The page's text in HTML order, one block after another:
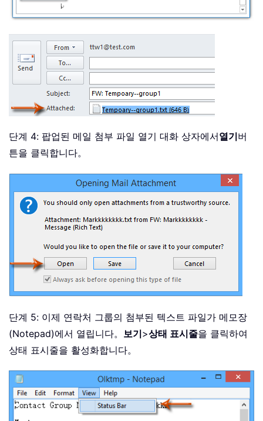
단계 4: 팝업된 메일 첨부 파일 열기 대화 상자에서열기버
튼을 클릭합니다。
단계 5: 이제 연락처 그룹의 첨부된 텍스트 파일가 메모장
(Notepad)에서 열립니다。 보기>상태 표시줄을 클릭하여
상태 표시줄을 활성화합니다。